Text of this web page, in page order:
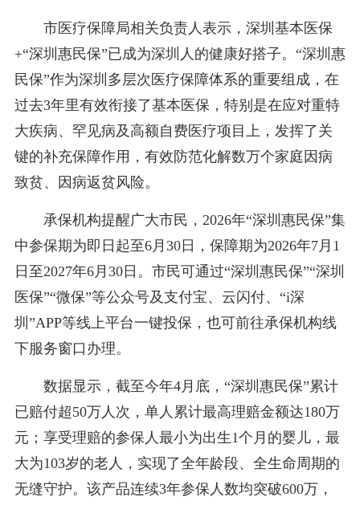
市医疗保障局相关负责人表示，深圳基本医保
+“深圳惠民保”已成为深圳人的健康好搭子。“深圳惠
民保”作为深圳多层次医疗保障体系的重要组成，在
过去3年里有效衔接了基本医保，特别是在应对重特
大疾病、罕见病及高额自费医疗项目上，发挥了关
键的补充保障作用，有效防范化解数万个家庭因病
致贫、因病返贫风险。
承保机构提醒广大市民，2026年“深圳惠民保”集
中参保期为即日起至6月30日，保障期为2026年7月1
日至2027年6月30日。市民可通过“深圳惠民保”“深圳
医保”“微保”等公众号及支付宝、云闪付、“i深
圳”APP等线上平台一键投保，也可前往承保机构线
下服务窗口办理。
数据显示，截至今年4月底，“深圳惠民保”累计
已赔付超50万人次，单人累计最高理赔金额达180万
元；享受理赔的参保人最小为出生1个月的婴儿，最
大为103岁的老人，实现了全年龄段、全生命周期的
无缝守护。该产品连续3年参保人数均突破600万，